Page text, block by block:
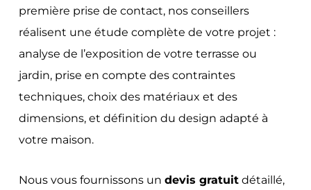
première prise de contact, nos conseillers
réalisent une étude complète de votre projet :
analyse de l’exposition de votre terrasse ou
jardin, prise en compte des contraintes
techniques, choix des matériaux et des
dimensions, et définition du design adapté à
votre maison.
Nous vous fournissons un devis gratuitdétaillé,